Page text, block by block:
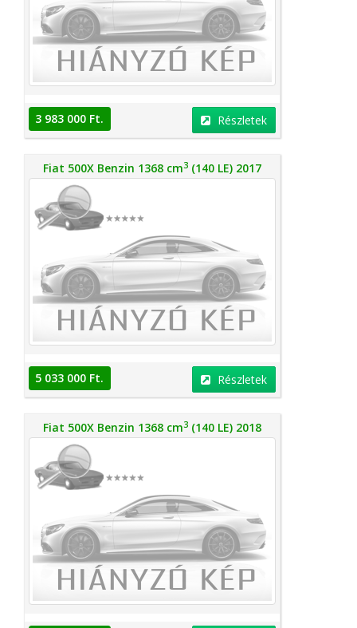
3 983 000 Ft. Részletek
Fiat 500X Benzin 1368 cm3 (140 LE) 2017
5 033 000 Ft. Részletek
Fiat 500X Benzin 1368 cm3 (140 LE) 2018